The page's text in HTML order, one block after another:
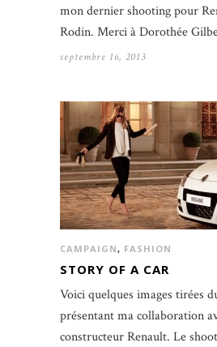
mon dernier shooting pour
Rodin. Merci à Dorothée
septembre 16, 2013
CAMPAIGN, FASHION
STORY OF A CAR
Voici quelques images tirées
présentant ma collaboration
constructeur Renault. Le